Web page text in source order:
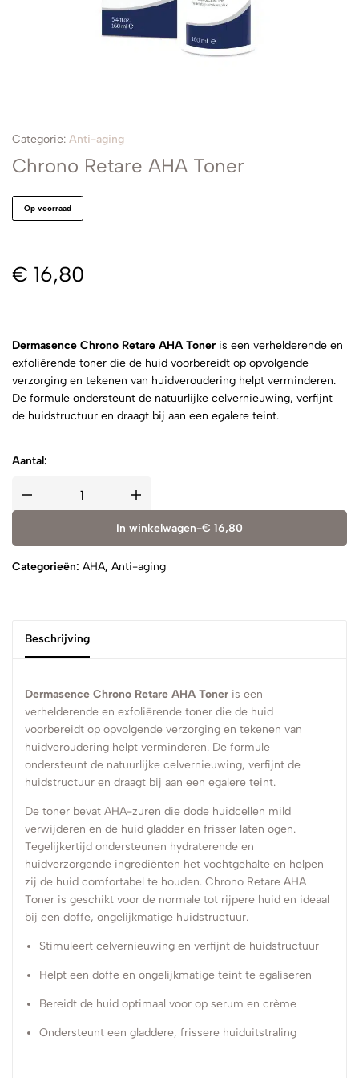
Categorie: Anti-aging
Chrono Retare AHA Toner
Op voorraad
€ 16,80
Dermasence Chrono Retare AHA Toner is een verhelderende en
exfoliërende toner die de huid voorbereidt op opvolgende
verzorging en tekenen van huidveroudering helpt verminderen.
De formule ondersteunt de natuurlijke celvernieuwing, verfijnt
de huidstructuur en draagt bij aan een egalere teint.
Aantal:
In winkelwagen-€ 16,80
Categorieën: AHA, Anti-aging
Beschrijving
Dermasence Chrono Retare AHA Toner is een
verhelderende en exfoliërende toner die de huid
voorbereidt op opvolgende verzorging en tekenen van
huidveroudering helpt verminderen. De formule
ondersteunt de natuurlijke celvernieuwing, verfijnt de
huidstructuur en draagt bij aan een egalere teint.
De toner bevat AHA-zuren die dode huidcellen mild
verwijderen en de huid gladder en frisser laten ogen.
Tegelijkertijd ondersteunen hydraterende en
huidverzorgende ingrediënten het vochtgehalte en helpen
zij de huid comfortabel te houden. Chrono Retare AHA
Toner is geschikt voor de normale tot rijpere huid en ideaal
bij een doffe, ongelijkmatige huidstructuur.
Stimuleert celvernieuwing en verfijnt de huidstructuur
Helpt een doffe en ongelijkmatige teint te egaliseren
Bereidt de huid optimaal voor op serum en crème
Ondersteunt een gladdere, frissere huiduitstraling